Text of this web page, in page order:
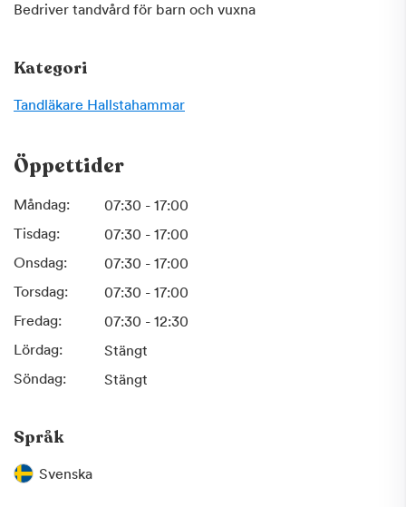
Bedriver tandvård för barn och vuxna
Kategori
Tandläkare Hallstahammar
Öppettider
Måndag:
07:30 - 17:00
Tisdag:
07:30 - 17:00
Onsdag:
07:30 - 17:00
Torsdag:
07:30 - 17:00
Fredag:
07:30 - 12:30
Lördag:
Stängt
Söndag:
Stängt
Språk
Svenska